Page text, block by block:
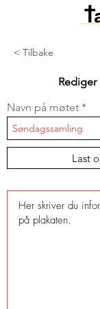
< Tilbake
Navn på møtet
Last